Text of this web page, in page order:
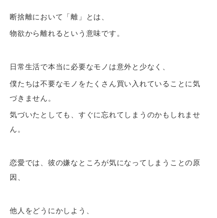
断捨離において「離」とは、
物欲から離れるという意味です。
日常生活で本当に必要なモノは意外と少なく、
僕たちは不要なモノをたくさん買い入れていることに気
づきません。
気づいたとしても、すぐに忘れてしまうのかもしれませ
ん。
恋愛では、彼の嫌なところが気になってしまうことの原
因、
他人をどうにかしよう、